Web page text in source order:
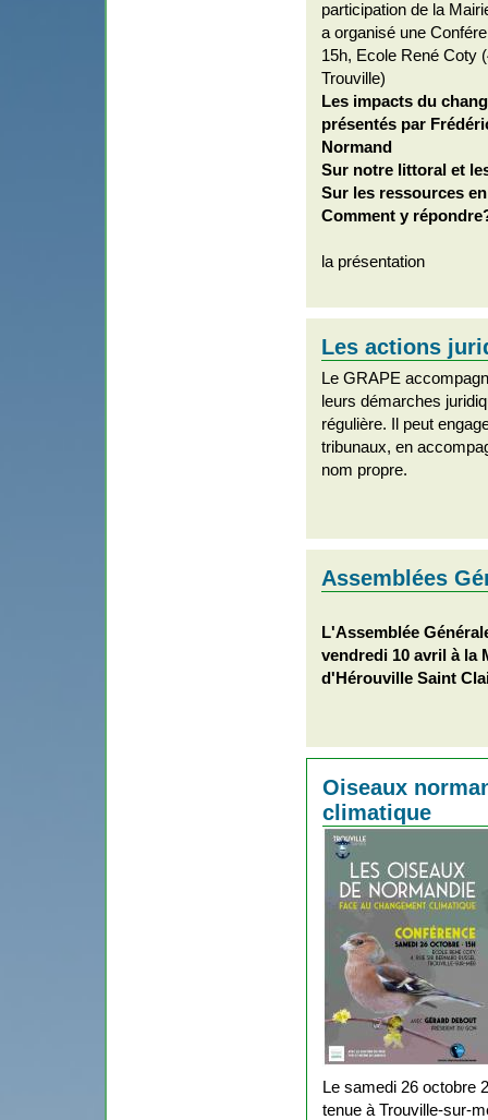
participation de la
a organisé une
15h, Ecole René Coty
Trouville)
Les impacts du
présentés par
Normand
Sur notre littoral et
Sur les ressources
Comment y
la présentation
Les actions
Le GRAPE
leurs démarches
régulière. Il peut
tribunaux, en
nom propre.
Assemblées
L'Assemblée
vendredi 10 avril à la
d'Hérouville Saint
Oiseaux
climatique
Le samedi 26 octobre
tenue à Trouville-sur-